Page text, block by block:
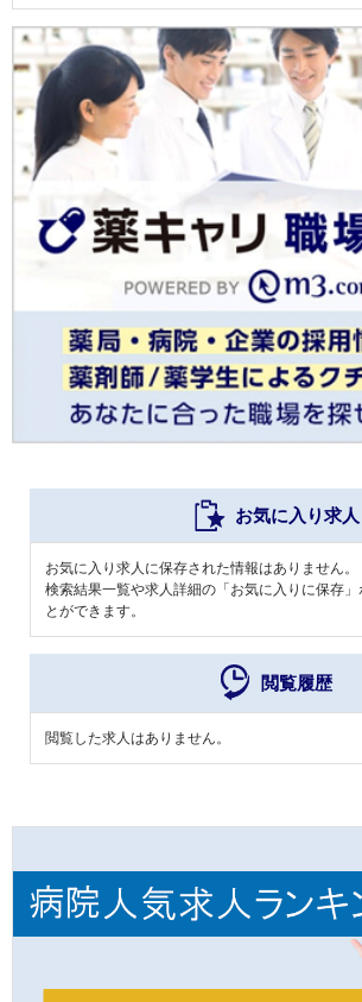
お気に入り求人
お気に入り求人に保存された情報はありません。
検索結果一覧や求人詳細の「お気に入りに保存」
とができます。
閲覧履歴
閲覧した求人はありません。